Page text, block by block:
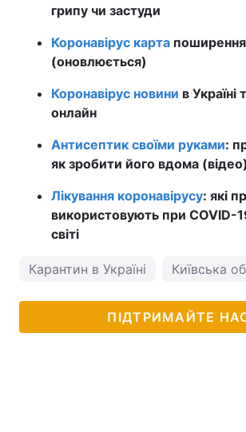
грипу чи застуди
Коронавірус карта поширення
(оновлюється)
Коронавірус новини в Україні
онлайн
Антисептик своїми руками:
як зробити його вдома (відео)
Лікування коронавірусу: які
використовують при COVID-
світі
Карантин в Україні Київська
ПІДТРИМАЙТЕ